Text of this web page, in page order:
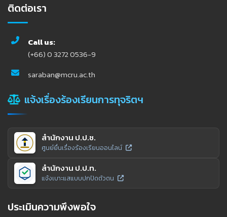
ติดต่อเรา
Call us:
(+66) 0 3272 0536-9
saraban@mcru.ac.th
แจ้งเรื่องร้องเรียนการทุจริตฯ
สำนักงาน ป.ป.ช.
ศูนย์ยื่นเรื่องร้องเรียนออนไลน์
สำนักงาน ป.ป.ท.
แจ้งเบาะแสแบบปกปิดตัวตน
ประเมินความพึงพอใจ